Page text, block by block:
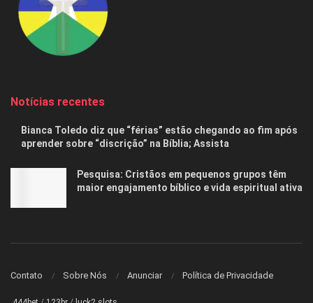
Notícias recentes
Bianca Toledo diz que “férias” estão chegando ao fim após
aprender sobre “discrição” na Bíblia; Assista
Pesquisa: Cristãos em pequenos grupos têm
maior engajamento bíblico e vida espiritual ativa
Contato Sobre Nós Anunciar Política de Privacidade